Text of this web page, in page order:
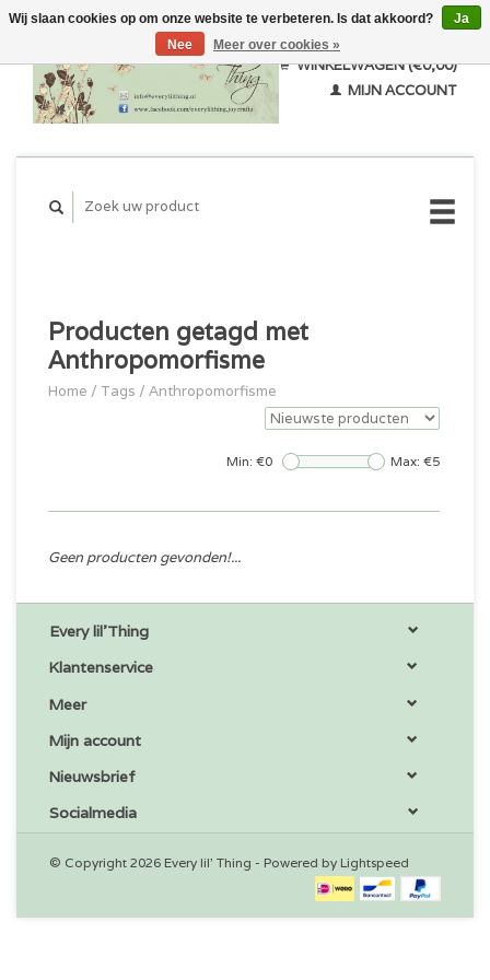
WINKELWAGEN (€0,00)
MIJN ACCOUNT
Producten getagd met
Anthropomorfisme
Home / Tags / Anthropomorfisme
Min: €0 Max: €5
Geen producten gevonden!...
Every lil'Thing
Klantenservice
Meer
Mijn account
Nieuwsbrief
Socialmedia
© Copyright 2026 Every lil' Thing - Powered by Lightspeed
Wij slaan cookies op om onze website te verbeteren. Is dat akkoord?
Ja
Nee
Meer over cookies »